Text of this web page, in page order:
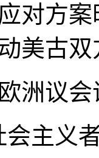
对方
美古
洲议
主义